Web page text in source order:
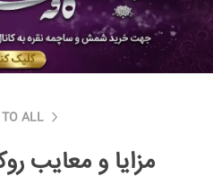
ALL
مزایا و معایب